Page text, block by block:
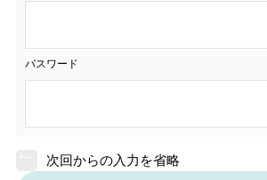
パスワード
次回からの入力を省略